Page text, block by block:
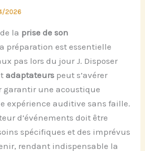
2026
la prise de son
préparation est essentielle
pas lors du jour J. Disposer
adaptateurs peut s’avérer
garantir une acoustique
expérience auditive sans faille.
d’événements doit être
spécifiques et des imprévus
rendant indispensable la